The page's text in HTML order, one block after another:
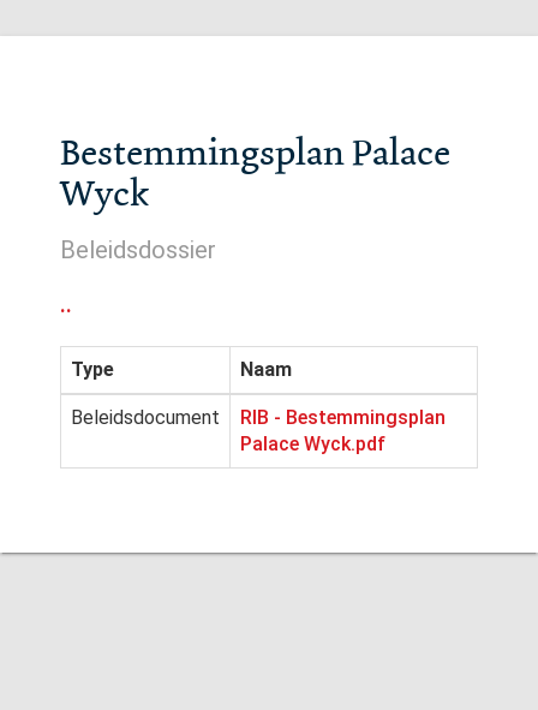
Bestemmingsplan Palace
Wyck
Beleidsdossier
..
Type Naam
Beleidsdocument
RIB - Bestemmingsplan
Palace Wyck.pdf